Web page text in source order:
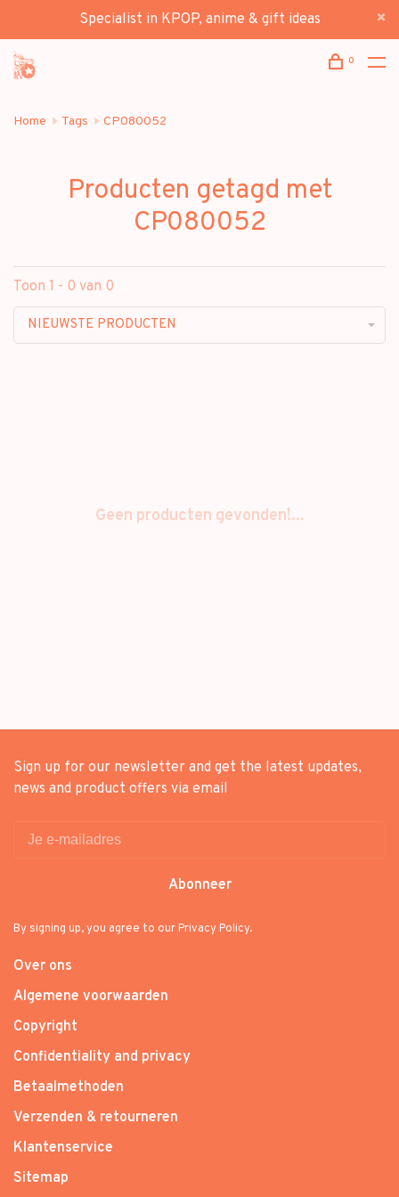
Specialist in KPOP, anime & gift ideas
0
Home Tags CP080052
Producten getagd met
CP080052
Toon 1 - 0 van 0
NIEUWSTE PRODUCTEN
Geen producten gevonden!...
Sign up for our newsletter and get the latest updates,
news and product offers via email
Abonneer
By signing up, you agree to our Privacy Policy.
Over ons
Algemene voorwaarden
Copyright
Confidentiality and privacy
Betaalmethoden
Verzenden & retourneren
Klantenservice
Sitemap